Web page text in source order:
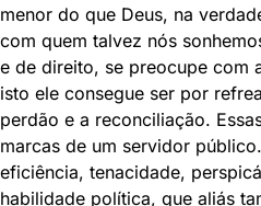
menor do que Deus, na
com quem talvez nós
e de direito, se preocupe com
isto ele consegue ser por
perdão e a reconciliação.
marcas de um servidor
eficiência, tenacidade,
habilidade política, que aliás